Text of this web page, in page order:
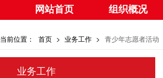
网站首页 组织概况
当前位置： 首页 > 业务工作 > 青少年志愿者活动
业务工作